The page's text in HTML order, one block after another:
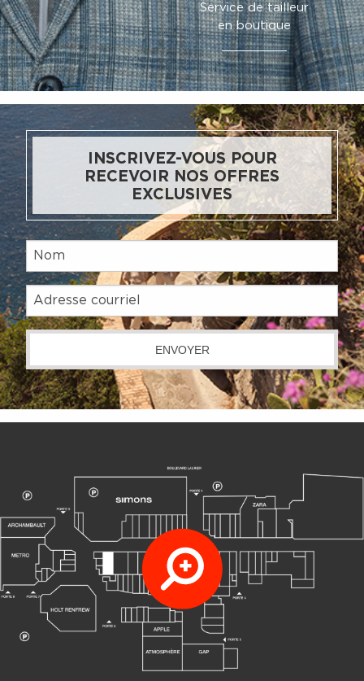
Service de tailleur
en boutique
INSCRIVEZ-VOUS POUR
RECEVOIR NOS OFFRES
EXCLUSIVES